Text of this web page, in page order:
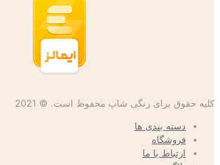
کلیه حقوق برای رنگی شاپ محفوظ است. © 2021
دسته بندی ها
فروشگاه
ارتباط با ما